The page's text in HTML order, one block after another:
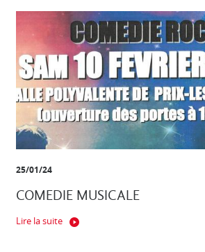
25/01/24
COMEDIE MUSICALE
Lire la suite